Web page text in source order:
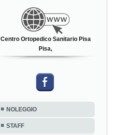
Centro Ortopedico Sanitario Pisa
Pisa,
NOLEGGIO
STAFF